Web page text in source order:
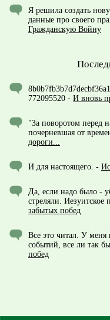
Я решила создать
данные про своего
Гражданскую Войну
772095520 - И вновь
"За поворотом перед
почерневшая от
дороги...
И для настоящего. -
Да, если надо было -
стреляли. Иезуитское
забытых побед
Все это читал. У меня
событий, все ли так
побед